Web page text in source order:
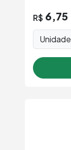
R$ 6,75
Unidade